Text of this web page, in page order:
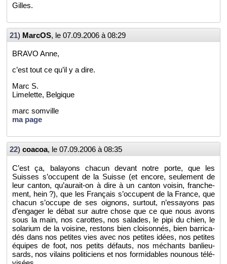
Gilles.
21) Mar­cOS, le 07.09.2006 à 08:29
BRAVO Anne,
c’est tout ce qu’il y a dire.
Marc S.
Li­me­lette, Bel­gique
marc som­ville
ma page
22) coa­coa, le 07.09.2006 à 08:35
C’est ça, ba­layons cha­cun de­vant notre porte, que les
Suisses s’oc­cupent de la Suisse (et en­core, seule­ment de
leur can­ton, qu’au­rait-on à dire à un can­ton voi­sin, fran­che­
ment, hein ?), que les Fran­çais s’oc­cupent de la France, que
cha­cun s’oc­cupe de ses oi­gnons, sur­tout, n’es­sayons pas
d’en­ga­ger le débat sur autre chose que ce que nous avons
sous la main, nos ca­rottes, nos sa­lades, le pipi du chien, le
so­la­rium de la voi­sine, res­tons bien cloi­son­nés, bien bar­ri­ca­
dés dans nos pe­tites vies avec nos pe­tites idées, nos pe­tites
équipes de foot, nos pe­tits dé­fauts, nos mé­chants ban­lieu­
sards, nos vi­lains po­li­ti­ciens et nos for­mi­dables nou­nous té­lé­